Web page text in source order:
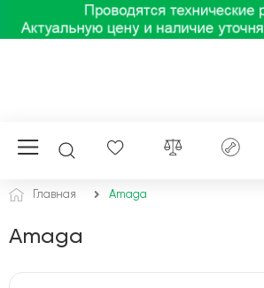
Главная Amaga
Amaga